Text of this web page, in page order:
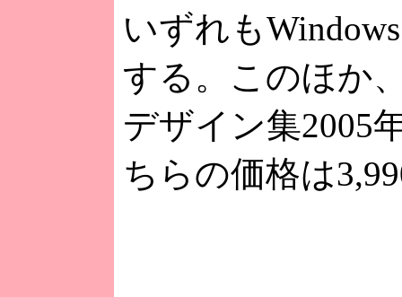
いずれも
する。このほか
デザイン集2005
ちらの価格は